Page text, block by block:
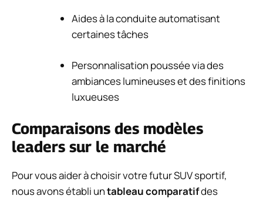
Aides à la conduite automatisant
certaines tâches
Personnalisation poussée via des
ambiances lumineuses et des finitions
luxueuses
Comparaisons des modèles
leaders sur le marché
Pour vous aider à choisir votre futur SUV sportif,
nous avons établi untableau comparatifdes